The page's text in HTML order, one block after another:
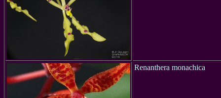
Renanthera monachica